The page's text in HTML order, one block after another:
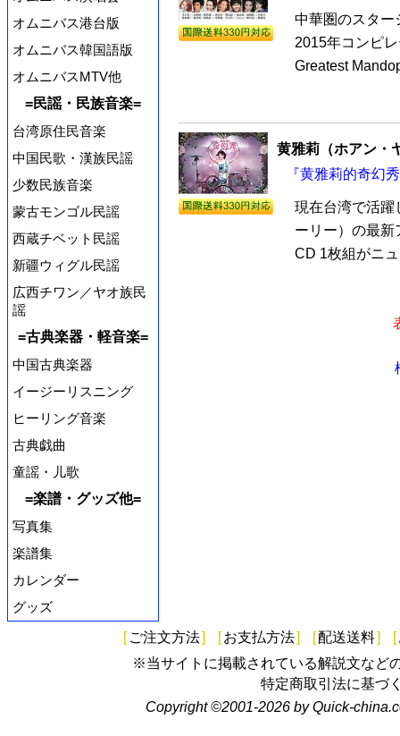
オムニバス港台版
オムニバス韓国語版
オムニバスMTV他
=民謡・民族音楽=
台湾原住民音楽
中国民歌・漢族民謡
少数民族音楽
蒙古モンゴル民謡
西蔵チベット民謡
新疆ウィグル民謡
広西チワン／ヤオ族民
謡
=古典楽器・軽音楽=
中国古典楽器
イージーリスニング
ヒーリング音楽
古典戯曲
童謡・儿歌
=楽譜・グッズ他=
写真集
楽譜集
カレンダー
グッズ
中華圏のスター
2015年コンピ
Greatest
黄雅莉（ホアン・
『黄雅莉的奇幻
現在台湾で活躍
ーリー）の最新
CD 1枚組がニ
[ ご注文方法] [お支払方法] [配送送料] [
※当サイトに掲載されている解説文など
特定商取引法に基づ
Copyright ©2001-2026 by Quick-